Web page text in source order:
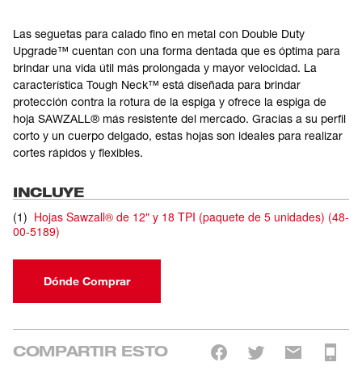
Las seguetas para calado fino en metal con Double Duty
Upgrade™ cuentan con una forma dentada que es óptima para
brindar una vida útil más prolongada y mayor velocidad. La
característica Tough Neck™ está diseñada para brindar
protección contra la rotura de la espiga y ofrece la espiga de
hoja SAWZALL® más resistente del mercado. Gracias a su perfil
corto y un cuerpo delgado, estas hojas son ideales para realizar
cortes rápidos y flexibles.
INCLUYE
(1) Hojas Sawzall® de 12" y 18 TPI (paquete de 5 unidades) (48-
00-5189)
Dónde Comprar
COMPARTIR ESTO